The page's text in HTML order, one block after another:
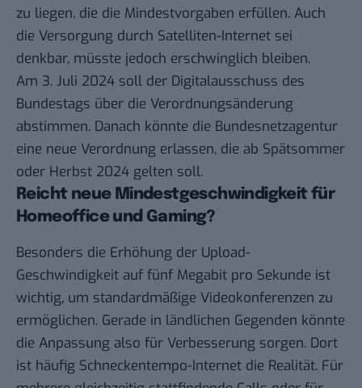
zu liegen, die die Mindestvorgaben erfüllen. Auch
die Versorgung durch Satelliten-Internet sei
denkbar, müsste jedoch erschwinglich bleiben.
Am 3. Juli 2024 soll der Digitalausschuss des
Bundestags über die Verordnungsänderung
abstimmen. Danach könnte die Bundesnetzagentur
eine neue Verordnung erlassen, die ab Spätsommer
oder Herbst 2024 gelten soll.
Reicht neue Mindestgeschwindigkeit für
Homeoffice und Gaming?
Besonders die Erhöhung der Upload-
Geschwindigkeit auf fünf Megabit pro Sekunde ist
wichtig, um standardmäßige Videokonferenzen zu
ermöglichen. Gerade in ländlichen Gegenden könnte
die Anpassung also für Verbesserung sorgen. Dort
ist häufig Schneckentempo-Internet die Realität. Für